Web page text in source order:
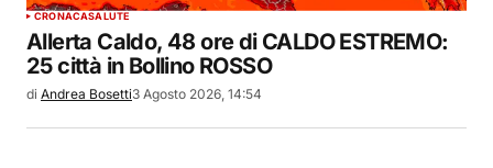
CRONACASALUTE
Allerta Caldo, 48 ore di CALDO ESTREMO:
25 città in Bollino ROSSO
di Andrea Bosetti3 Agosto 2026, 14:54